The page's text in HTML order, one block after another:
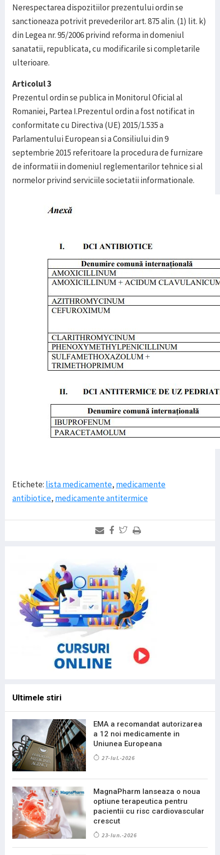
Nerespectarea dispozitiilor prezentului ordin se
sanctioneaza potrivit prevederilor art. 875 alin. (1) lit. k)
din Legea nr. 95/2006 privind reforma in domeniul
sanatatii, republicata, cu modificarile si completarile
ulterioare.
Articolul 3
Prezentul ordin se publica in Monitorul Oficial al
Romaniei, Partea I.Prezentul ordin a fost notificat in
conformitate cu Directiva (UE) 2015/1.535 a
Parlamentului European si a Consiliului din 9
septembrie 2015 referitoare la procedura de furnizare
de informatii in domeniul reglementarilor tehnice si al
normelor privind serviciile societatii informationale.
Etichete: lista medicamente, medicamente
antibiotice, medicamente antitermice
Ultimele stiri
EMA a recomandat autorizarea
a 12 noi medicamente in
Uniunea Europeana
27-Iul.-2026
MagnaPharm lanseaza o noua
optiune terapeutica pentru
pacientii cu risc cardiovascular
crescut
23-Iun.-2026